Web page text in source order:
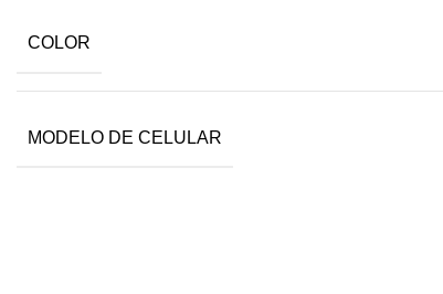
COLOR
MODELO DE CELULAR